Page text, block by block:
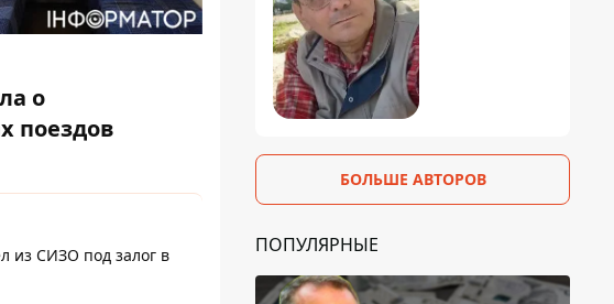
о
поездов
из СИЗО под залог в
БОЛЬШЕ АВТОРОВ
ПОПУЛЯРНЫЕ